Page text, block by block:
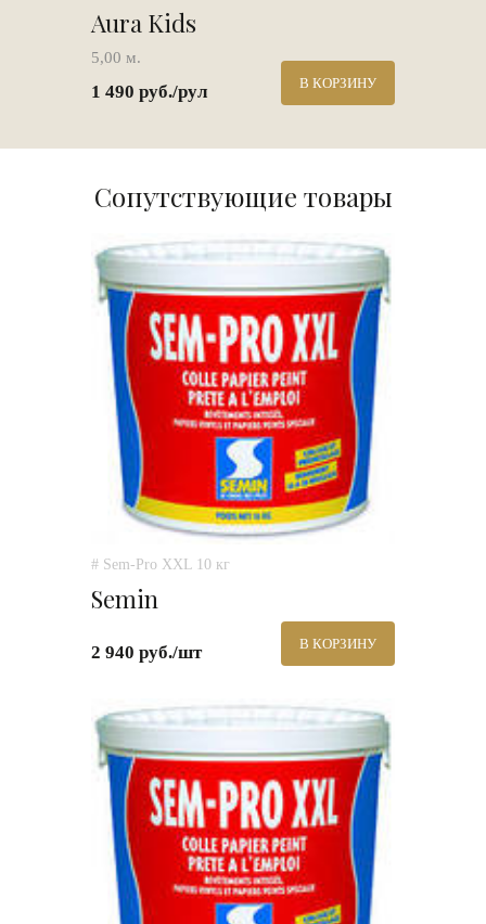
Aura Kids
5,00 м.
1 490 руб./рул В КОРЗИНУ
Сопутствующие товары
# Sem-Pro XXL 10 кг
Semin
2 940 руб./шт В КОРЗИНУ